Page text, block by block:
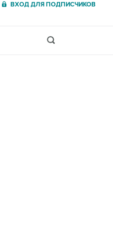
ВХОД ДЛЯ ПОДПИСЧИКОВ